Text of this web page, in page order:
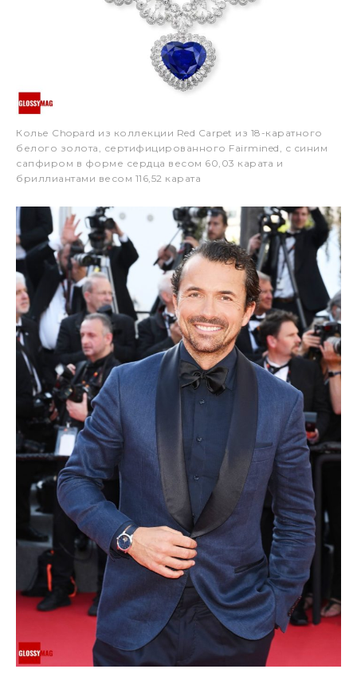
Колье Chopard из коллекции Red Carpet из 18-каратного
белого золота, сертифицированного Fairmined, с синим
сапфиром в форме сердца весом 60,03 карата и
бриллиантами весом 116,52 карата